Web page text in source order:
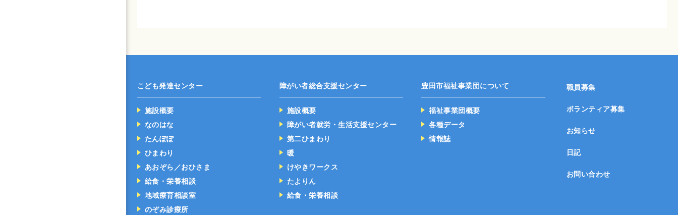
こども発達センター
施設概要
なのはな
たんぽぽ
ひまわり
あおぞら／おひさま
給食・栄養相談
地域療育相談室
のぞみ診療所
障がい者総合支援センター
施設概要
障がい者就労・生活支援センター
第二ひまわり
暖
けやきワークス
たよりん
給食・栄養相談
豊田市福祉事業団について
福祉事業団概要
各種データ
情報誌
職員募集
ボランティア募集
お知らせ
日記
お問い合わせ